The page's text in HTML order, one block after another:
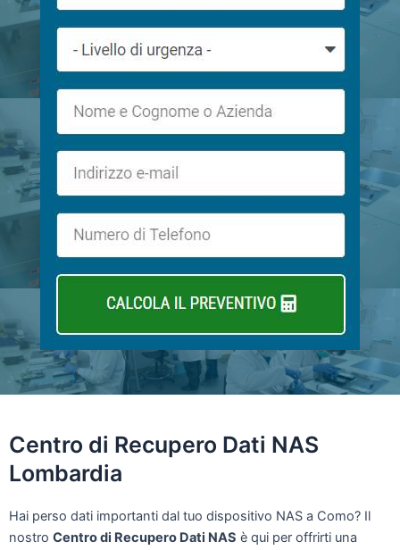
Centro di Recupero Dati NAS
Lombardia
Hai perso dati importanti dal tuo dispositivo NAS a Como? Il
nostro Centro di Recupero Dati NAS è qui per offrirti una